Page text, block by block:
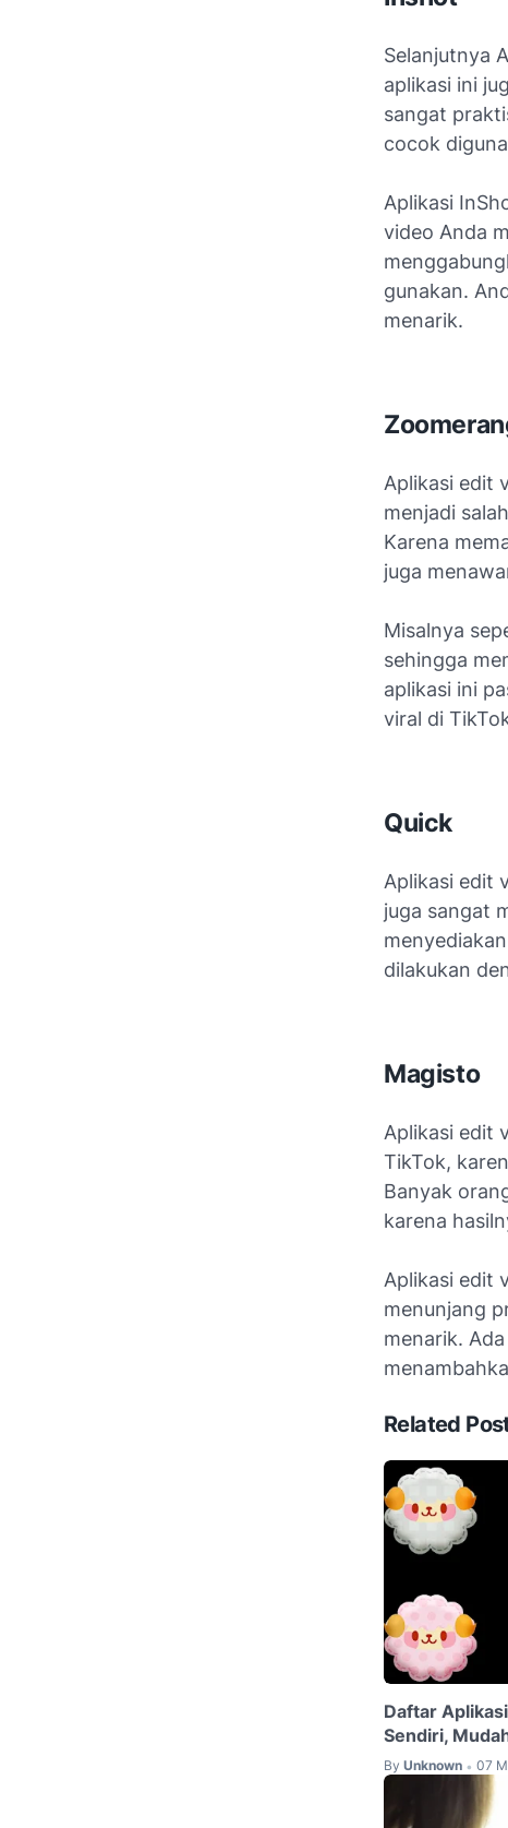
Selanjutnya
aplikasi ini
sangat
cocok
Aplikasi
video Anda
gunakan.
menarik.
Aplikasi edit
menjadi
Karena
juga
Misalnya
sehingga
aplikasi ini
viral di
Quick
Aplikasi edit
juga sangat
dilakukan
Magisto
Aplikasi edit
TikTok,
Banyak
karena
Aplikasi edit
menunjang
menarik.
Related
Daftar
Sendiri,
By Unknown • 07